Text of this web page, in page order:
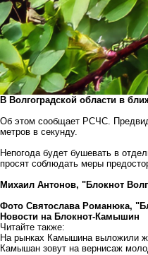
В Волгоградской области в
Об этом сообщает РСЧС.
метров в секунду.
Непогода будет бушевать в
просят соблюдать меры
Михаил Антонов, "Блокнот
Фото Святослава Романюка,
Новости на Блoкнoт-Камышин
Читайте также:
На рынках Камышина выложили
Камышан зовут на вернисаж